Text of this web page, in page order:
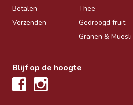
Betalen
Verzenden
Thee
Gedroogd fruit
Granen & Muesli
Blijf op de hoogte